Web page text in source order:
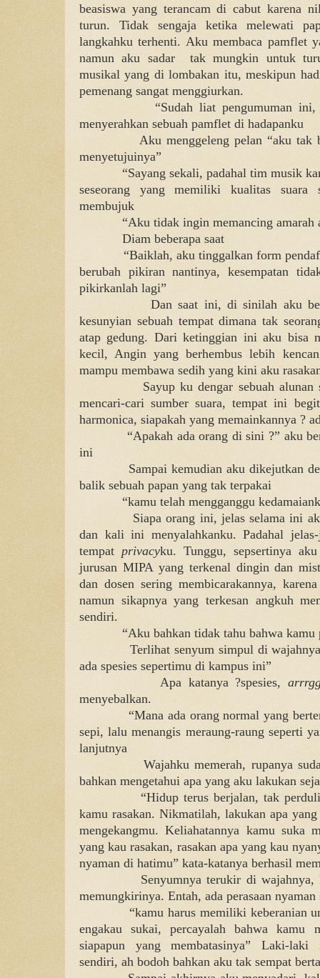
beasiswa yang terancam di cabut karena
turun. Tidak sengaja ketika melewati
langkahku terhenti. Aku membaca pamflet
namun aku sadar
tak mungkin untuk
musikal yang di lombakan itu, meskipun
pemenang sangat menggiurkan.
“Sudah liat pengumuman
menyerahkan sebuah pamflet di hadapanku
Aku menggeleng pelan “aku
menyetujuinya”
“Sayang sekali, padahal tim musik
seseorang yang memiliki kualitas suara
membujuk
“Aku tidak ingin memancing amarah
Diam beberapa saat
“Baiklah, aku tinggalkan form
berubah pikiran nantinya, kesempatan
pikirkanlah lagi”
Dan saat ini, di sinilah aku
kesunyian sebuah tempat dimana tak
atap gedung. Dari ketinggian ini aku bisa
kecil, Angin yang berhembus lebih
mampu membawa sedih yang kini aku
Sayup ku dengar sebuah
mencari-cari sumber suara, tempat ini
harmonica, siapakah yang memainkannya ?
“Apakah ada orang di sini ?” aku
ini
Sampai kemudian aku dikejutkan
balik sebuah papan yang tak terpakai
“kamu telah mengganggu
Siapa orang ini, jelas selama ini
dan kali ini menyalahkanku. Padahal
tempat privacyku. Tunggu, sepsertinya
jurusan MIPA yang terkenal dingin dan
dan dosen sering membicarakannya,
namun sikapnya yang terkesan angkuh
sendiri.
“Aku bahkan tidak tahu bahwa
Terlihat senyum simpul di
ada spesies sepertimu di kampus ini”
Apa katanya ?spesies,
menyebalkan.
“Mana ada orang normal yang
sepi, lalu menangis meraung-raung seperti
lanjutnya
Wajahku memerah, rupanya
bahkan mengetahui apa yang aku lakukan
“Hidup terus berjalan, tak
kamu rasakan. Nikmatilah, lakukan apa
mengekangmu. Keliahatannya kamu suka
yang kau rasakan, rasakan apa yang kau
nyaman di hatimu” kata-katanya berhasil
Senyumnya terukir di
memungkirinya. Entah, ada perasaan
“kamu harus memiliki keberanian
engakau sukai, percayalah bahwa kamu
siapapun yang membatasinya” Laki-laki
sendiri, ah bodoh bahkan aku tak sempat